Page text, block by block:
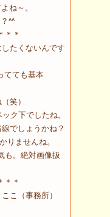
ね～。
^^
＊
たくないんです
てても基本
笑）
ク下でしたね。
でしょうかね？
りませんね。
も。絶対画像扱
＊
こ（事務所）